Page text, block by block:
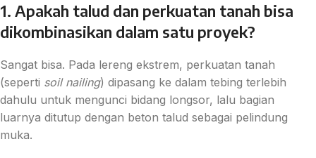
1. Apakah talud dan perkuatan tanah bisa
dikombinasikan dalam satu proyek?
Sangat bisa. Pada lereng ekstrem, perkuatan tanah
(seperti soil nailing) dipasang ke dalam tebing terlebih
dahulu untuk mengunci bidang longsor, lalu bagian
luarnya ditutup dengan beton talud sebagai pelindung
muka.